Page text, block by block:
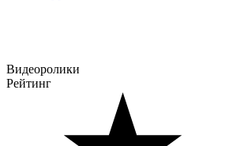
Видеоролики
Рейтинг